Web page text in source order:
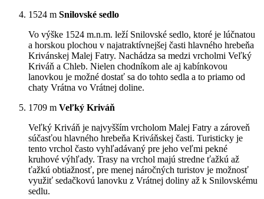
1524 m Snilovské sedlo
Vo výške 1524 m.n.m. leží Snilovské sedlo, ktoré je lúčnatou
a horskou plochou v najatraktívnejšej časti hlavného hrebeňa
Krivánskej Malej Fatry. Nachádza sa medzi vrcholmi Veľký
Kriváň a Chleb. Nielen chodníkom ale aj kabínkovou
lanovkou je možné dostať sa do tohto sedla a to priamo od
chaty Vrátna vo Vrátnej doline.
1709 m Veľký Kriváň
Veľký Kriváň je najvyšším vrcholom Malej Fatry a zároveň
súčasťou hlavného hrebeňa Kriváňskej časti. Turisticky je
tento vrchol často vyhľadávaný pre jeho veľmi pekné
kruhové výhľady. Trasy na vrchol majú stredne ťažkú až
ťažkú obtiažnosť, pre menej náročných turistov je možnosť
využiť sedačkovú lanovku z Vrátnej doliny až k Snilovskému
sedlu.